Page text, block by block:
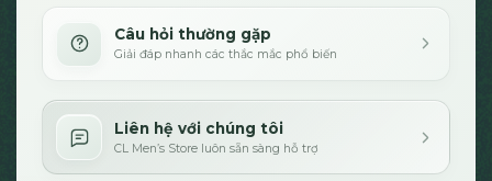
Câu hỏi thường gặp
Giải đáp nhanh các thắc mắc phổ biến
Liên hệ với chúng tôi
CL Men’s Store luôn sẵn sàng hỗ trợ